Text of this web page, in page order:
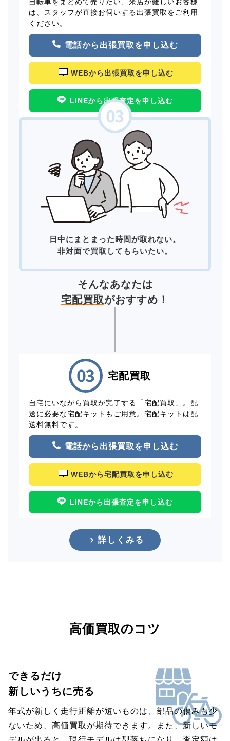
は、スタッフが直接お伺いする出張買取をご利用
ください。
電話から出張買取を申し込む
WEBから出張買取を申し込む
LINEから出張査定を申し込む
日中にまとまった時間が取れない。
非対面で買取してもらいたい。
そんなあなたは
宅配買取がおすすめ！
宅配買取
自宅にいながら買取が完了する「宅配買取」。配
送に必要な宅配キットもご用意。宅配キットは配
送料無料です。
電話から出張買取を申し込む
WEBから宅配買取を申し込む
LINEから出張査定を申し込む
詳しくみる
高価買取のコツ
できるだけ
新しいうちに売る
年式が新しく走行距離が短いものは、部品の傷みも少
ないため、高価買取が期待できます。また、新しいモ